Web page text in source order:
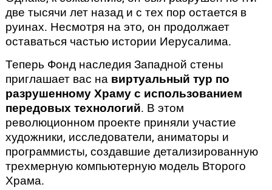
две тысячи лет назад и с тех пор остается в
руинах. Несмотря на это, он продолжает
оставаться частью истории Иерусалима.
Теперь Фонд наследия Западной стены
приглашает вас на виртуальный тур по
разрушенному Храму с использованием
передовых технологий. В этом
революционном проекте приняли участие
художники, исследователи, аниматоры и
программисты, создавшие детализированную
трехмерную компьютерную модель Второго
Храма.